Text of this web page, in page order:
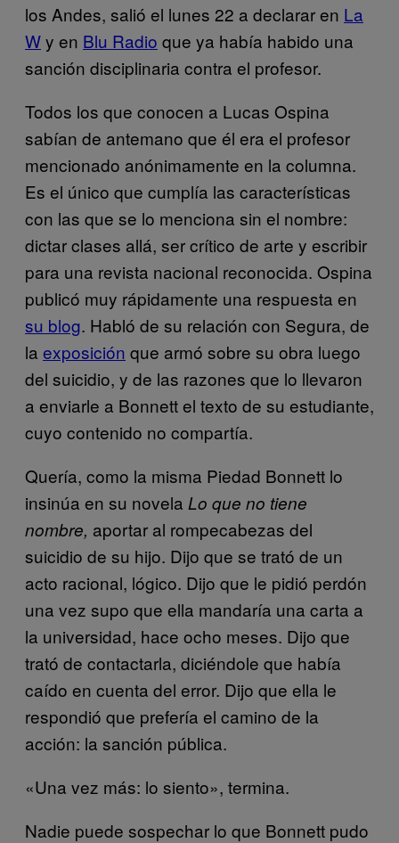
los Andes, salió el lunes 22 a declarar en La
Wy en Blu Radio que ya había habido una
sanción disciplinaria contra el profesor.
Todos los que conocen a Lucas Ospina
sabían de antemano que él era el profesor
mencionado anónimamente en la columna.
Es el único que cumplía las características
con las que se lo menciona sin el nombre:
dictar clases allá, ser crítico de arte y escribir
para una revista nacional reconocida. Ospina
publicó muy rápidamente una respuesta en
su blog. Habló de su relación con Segura, de
la exposición que armó sobre su obra luego
del suicidio, y de las razones que lo llevaron
a enviarle a Bonnett el texto de su estudiante,
cuyo contenido no compartía.
Quería, como la misma Piedad Bonnett lo
insinúa en su novela Lo que no tiene
nombre, aportar al rompecabezas del
suicidio de su hijo. Dijo que se trató de un
acto racional, lógico. Dijo que le pidió perdón
una vez supo que ella mandaría una carta a
la universidad, hace ocho meses. Dijo que
trató de contactarla, diciéndole que había
caído en cuenta del error. Dijo que ella le
respondió que prefería el camino de la
acción: la sanción pública.
«Una vez más: lo siento», termina.
Nadie puede sospechar lo que Bonnett pudo